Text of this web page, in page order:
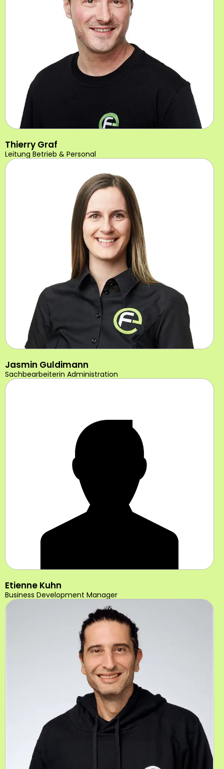
Thierry Graf
Leitung Betrieb & Personal
Jasmin Guldimann
Sachbearbeiterin Administration
Etienne Kuhn
Business Development Manager